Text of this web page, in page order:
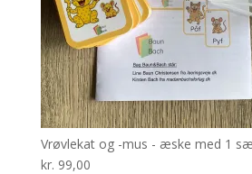
Vrøvlekat og -mus - æske med 1
kr. 99,00